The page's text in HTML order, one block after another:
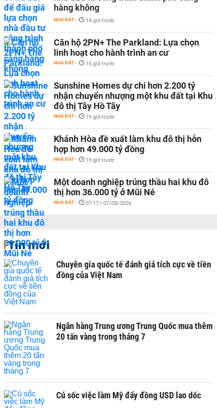
hàng không
NHÀ ĐẤT - 14 giờ trước
Căn hộ 2PN+ The Parkland: Lựa chọn
linh hoạt cho hành trình an cư
NHÀ ĐẤT - 15 giờ trước
Sunshine Homes dự chi hơn 2.200 tỷ
nhận chuyển nhượng một khu đất tại Khu
đô thị Tây Hồ Tây
NHÀ ĐẤT - 19 giờ trước
Khánh Hòa đề xuất làm khu đô thị hỗn
hợp hơn 49.000 tỷ đồng
NHÀ ĐẤT - 19 giờ trước
Một doanh nghiệp trúng thầu hai khu đô
thị hơn 36.000 tỷ ở Mũi Né
NHÀ ĐẤT - 07:17 | 07/08/2026
Tin mới
Chuyên gia quốc tế đánh giá tích cực về tiền
đồng của Việt Nam
Ngân hàng Trung ương Trung Quốc mua thêm
20 tấn vàng trong tháng 7
Cú sốc việc làm Mỹ đẩy đồng USD lao dốc